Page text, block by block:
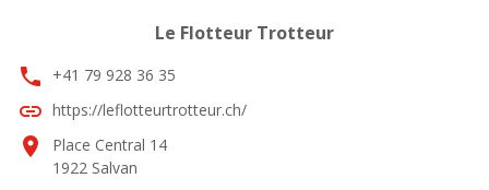
Le Flotteur Trotteur
phone +41 79 928 36 35
link https://leflotteurtrotteur.ch/
location_on
Place Central 14
1922 Salvan